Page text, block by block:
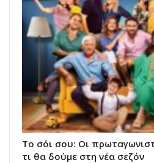
Το σόι σου: Οι
τι θα δούμε στη νέα σεζόν